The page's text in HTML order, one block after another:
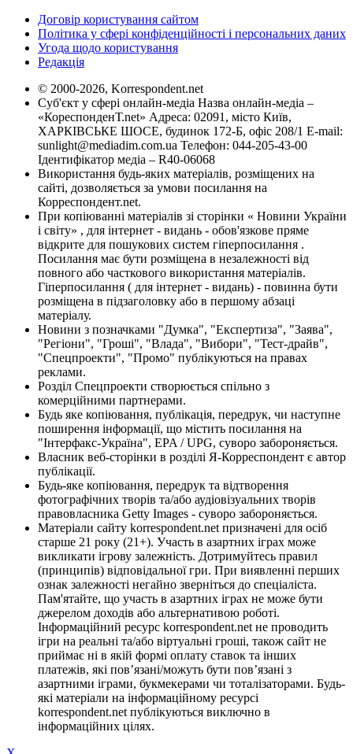
Договір користування сайтом
Політика у сфері конфіденційності і персональних даних
Угода щодо користування
Редакція
© 2000-2026, Korrespondent.net
Суб'єкт у сфері онлайн-медіа Назва онлайн-медіа –
«КореспонденТ.net» Адреса: 02091, місто Київ,
ХАРКІВСЬКЕ ШОСЕ, будинок 172-Б, офіс 208/1 E-mail:
sunlight@mediadim.com.ua Телефон: 044-205-43-00
Ідентифікатор медіа – R40-06068
Використання будь-яких матеріалів, розміщених на
сайті, дозволяється за умови посилання на
Корреспондент.net.
При копіюванні матеріалів зі сторінки « Новини України
і світу» , для інтернет - видань - обов'язкове пряме
відкрите для пошукових систем гіперпосилання .
Посилання має бути розміщена в незалежності від
повного або часткового використання матеріалів.
Гіперпосилання ( для інтернет - видань) - повинна бути
розміщена в підзаголовку або в першому абзаці
матеріалу.
Новини з позначками "Думка", "Експертиза", "Заява",
"Регіони", "Гроші", "Влада", "Вибори", "Тест-драйв",
"Спецпроекти", "Промо" публікуються на правах
реклами.
Розділ Спецпроекти створюється спільно з
комерційними партнерами.
Будь яке копіювання, публікація, передрук, чи наступне
поширення інформації, що містить посилання на
"Інтерфакс-Україна", EPA / UPG, суворо забороняється.
Власник веб-сторінки в розділі Я-Корреспондент є автор
публікації.
Будь-яке копіювання, передрук та відтворення
фотографічних творів та/або аудіовізуальних творів
правовласника Getty Images - суворо забороняється.
Матеріали сайту korrespondent.net призначені для осіб
старше 21 року (21+). Участь в азартних іграх може
викликати ігрову залежність. Дотримуйтесь правил
(принципів) відповідальної гри. При виявленні перших
ознак залежності негайно зверніться до спеціаліста.
Пам'ятайте, що участь в азартних іграх не може бути
джерелом доходів або альтернативою роботі.
Інформаційний ресурс korrespondent.net не проводить
ігри на реальні та/або віртуальні гроші, також сайт не
приймає ні в якій формі оплату ставок та інших
платежів, які пов’язані/можуть бути пов’язані з
азартними іграми, букмекерами чи тоталізаторами. Будь-
які матеріали на інформаційному ресурсі
korrespondent.net публікуються виключно в
інформаційних цілях.